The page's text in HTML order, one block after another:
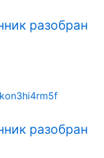
разобран
разобран